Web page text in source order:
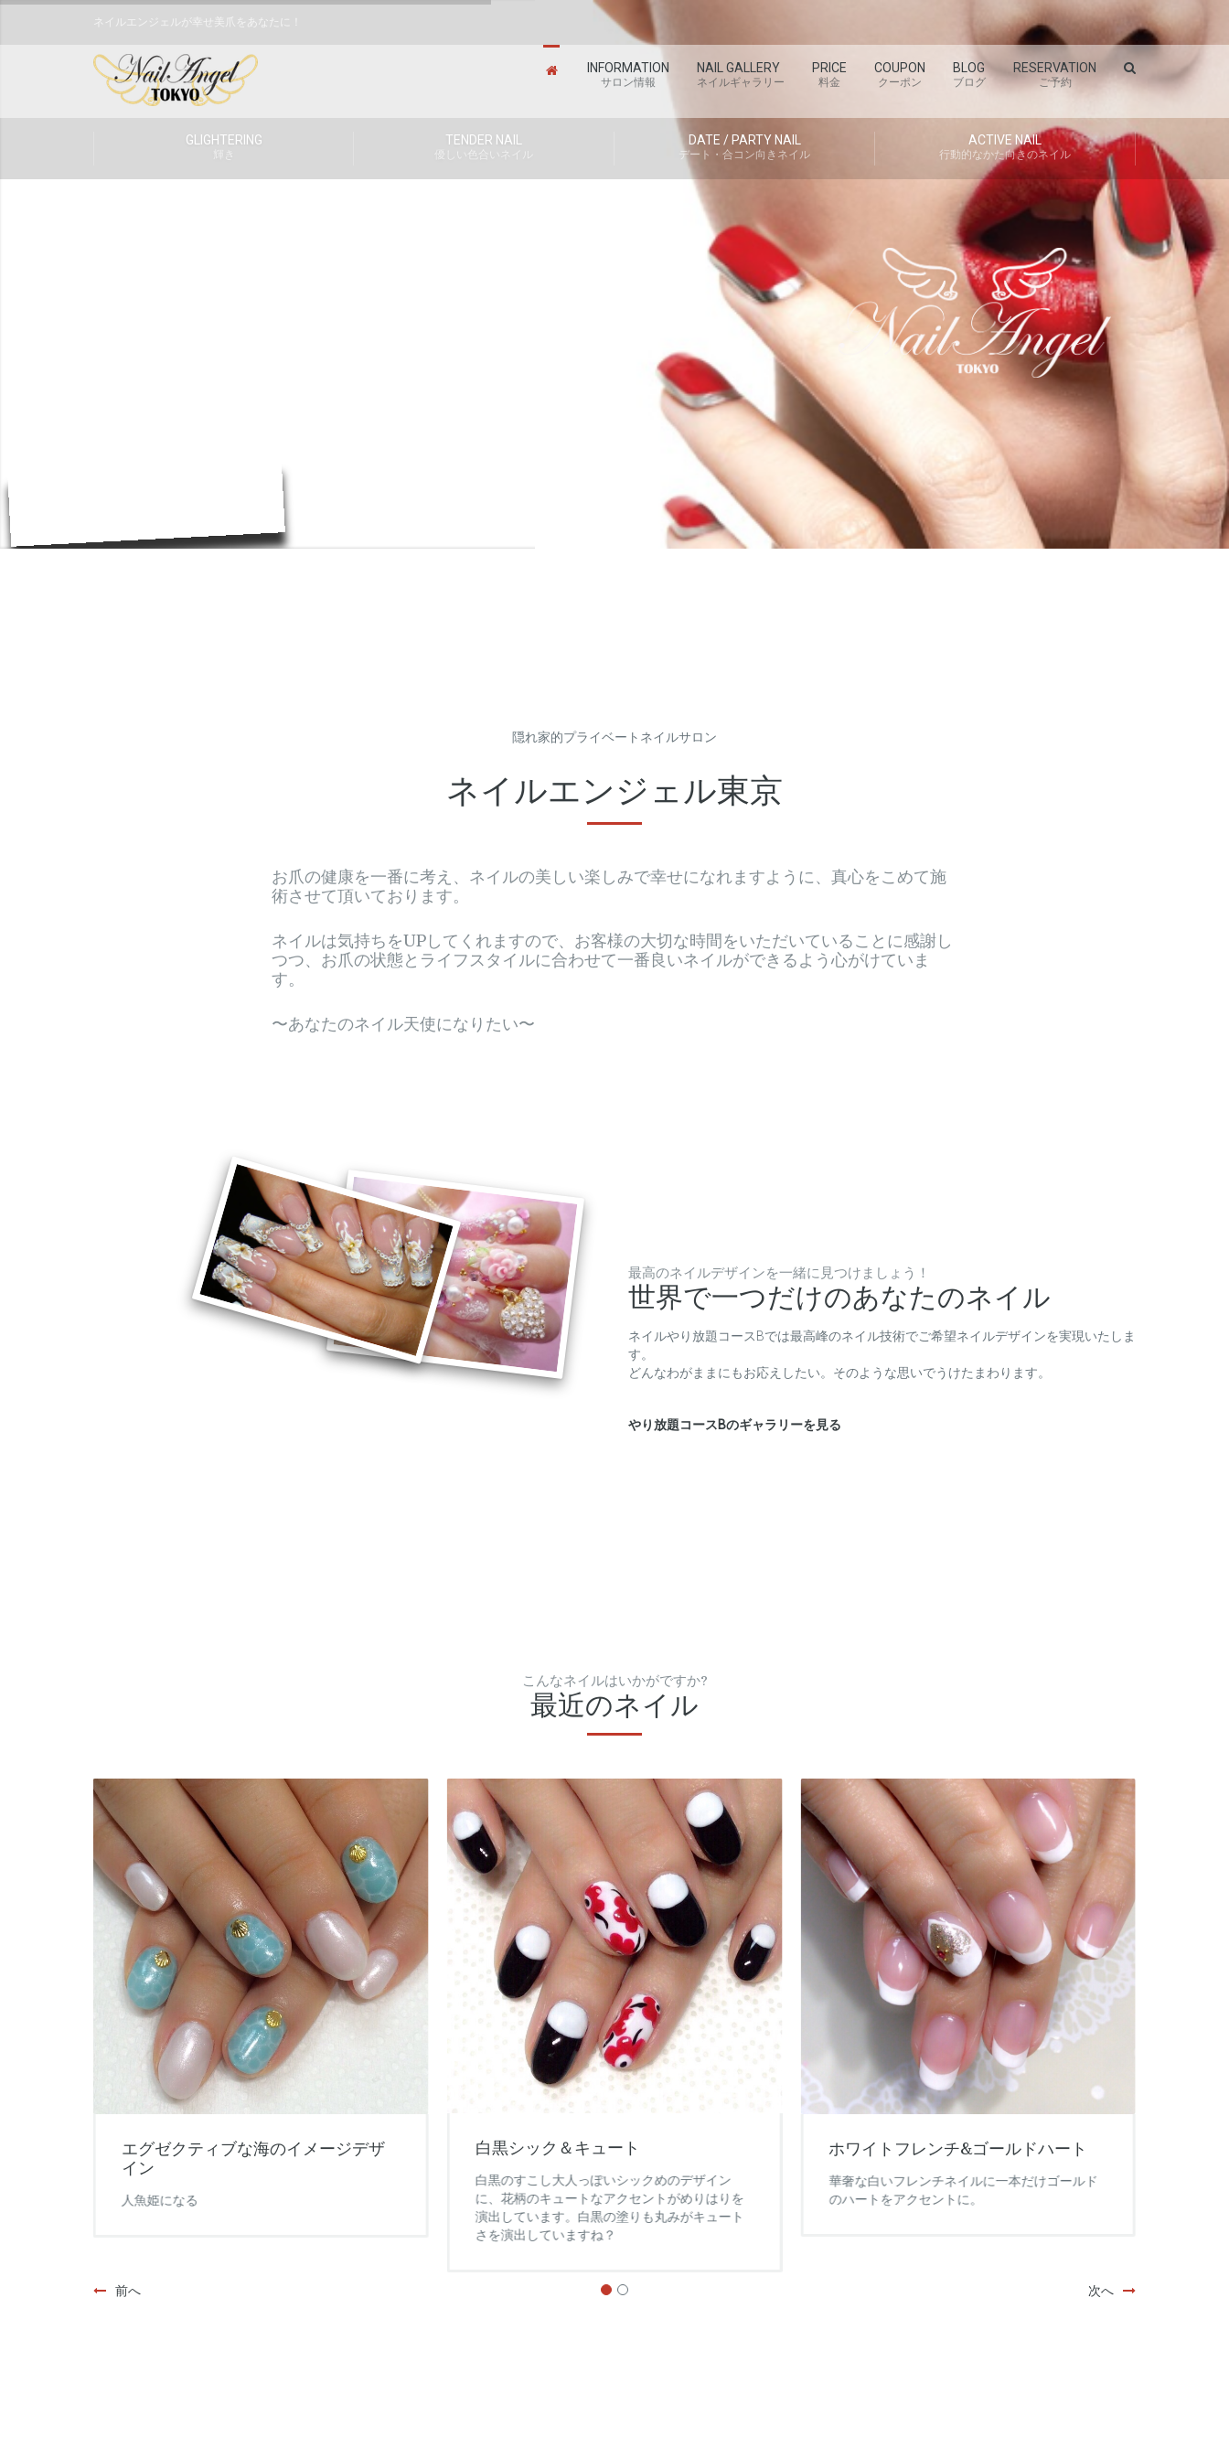
ネイルエンジェルが幸せ美爪をあなたに！
INFORMATION
サロン情報
NAIL GALLERY
ネイルギャラリー
PRICE
料金
COUPON
クーポン
BLOG
ブログ
RESERVATION
ご予約
GLIGHTERING
輝き
TENDER NAIL
優しい色合いネイル
DATE / PARTY NAIL
デート・合コン向きネイル
ACTIVE NAIL
行動的なかた向きのネイル
隠れ家的プライベートネイルサロン
ネイルエンジェル東京
お爪の健康を一番に考え、ネイルの美しい楽しみで幸せになれますように、真心をこめて施
術させて頂いております。
ネイルは気持ちをUPしてくれますので、お客様の大切な時間をいただいていることに感謝し
つつ、お爪の状態とライフスタイルに合わせて一番良いネイルができるよう心がけていま
す。
〜あなたのネイル天使になりたい〜
最高のネイルデザインを一緒に見つけましょう！
世界で一つだけのあなたのネイル
ネイルやり放題コースBでは最高峰のネイル技術でご希望ネイルデザインを実現いたしま
す。
どんなわがままにもお応えしたい。そのような思いでうけたまわります。
やり放題コースBのギャラリーを見る
こんなネイルはいかがですか?
最近のネイル
エグゼクティブな海のイメージデザ
イン
人魚姫になる
白黒シック＆キュート
白黒のすこし大人っぽいシックめのデザイン
に、花柄のキュートなアクセントがめりはりを
演出しています。白黒の塗りも丸みがキュート
さを演出していますね？
ホワイトフレンチ&ゴールドハート
華奢な白いフレンチネイルに一本だけゴールド
のハートをアクセントに。
前へ 次へ